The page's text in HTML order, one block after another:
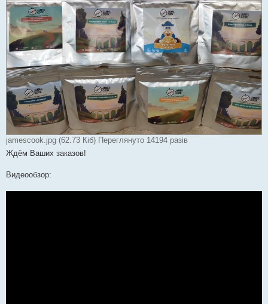
jamescook.jpg (62.73 Кіб) Переглянуто 14194 разів
Ждём Ваших заказов!
Видеообзор: